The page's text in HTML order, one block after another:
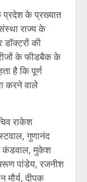
प्रदेश के प्रख्यात
राज्य के
की
के फीडबैक के
है कि पूर्ण
करने वाले
राकेश
गुणानंद
कंडवाल, मुकेश
पांडेय, रजनीश
मौर्य, दीपक